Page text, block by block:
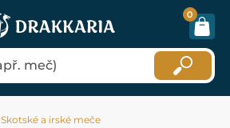
0
Skotské a irské meče